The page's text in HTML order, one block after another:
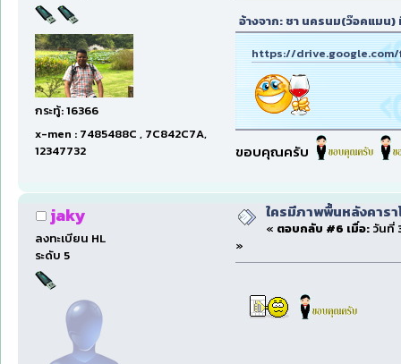
กระทู้: 16366
x-men : 7485488C , 7C842C7A,
12347732
อ้างจาก: ชา นครนม(ว๊อคแมน)
https://drive.google.com/
ขอบคุณครับ
jaky
ลงทะเบียน HL
ระดับ 5
ใครมีภาพพื้นหลังคาร
« ตอบกลับ #6 เมื่อ:วันที่
»